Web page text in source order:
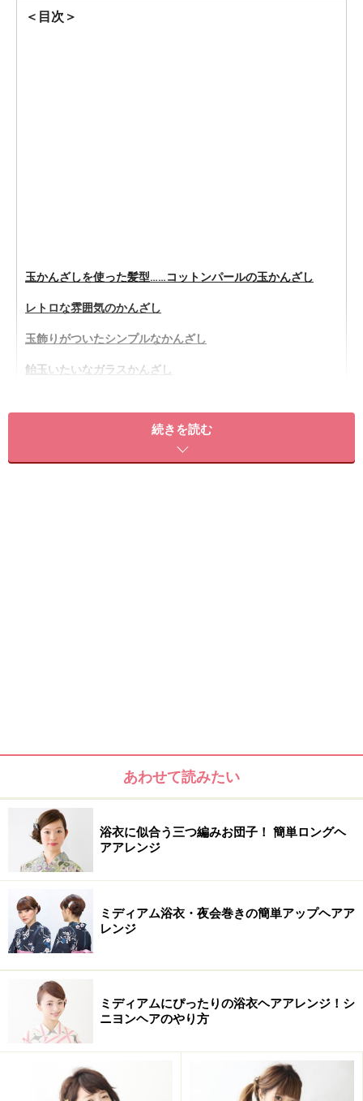
＜目次＞
玉かんざしを使った髪型……コットンパールの玉かんざし
レトロな雰囲気のかんざし
玉飾りがついたシンプルなかんざし
飴玉いたいなガラスかんざし
飾りかんざしを使った髪型……小鳥が揺れるカラフルなかんざ
し
ポンポン菊のかんざし
和風ニュアンスの華やかなかんざし
つまみ細工のお花のかんざし
玉かんざしを使った髪型……コットンパール
の玉かんざし
続きを読む
あわせて読みたい
浴衣に似合う三つ編みお団子！ 簡単ロングヘ
アアレンジ
ミディアム浴衣・夜会巻きの簡単アップヘアア
レンジ
ミディアムにぴったりの浴衣ヘアアレンジ！シ
ニヨンヘアのやり方